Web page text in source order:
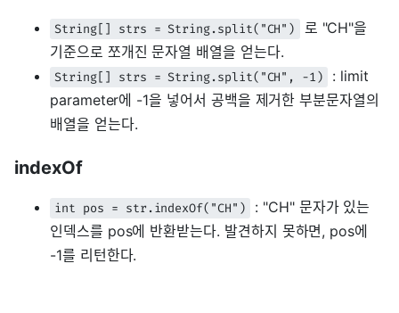
String[] strs = String.split("CH")
로 "CH"을
기준으로 쪼개진 문자열 배열을 얻는다.
String[] strs = String.split("CH", -1)
: limit
parameter에 -1을 넣어서 공백을 제거한 부분문자열의
배열을 얻는다.
indexOf
int pos = str.indexOf("CH")
: "CH" 문자가 있는
인덱스를 pos에 반환받는다. 발견하지 못하면, pos에
-1를 리턴한다.